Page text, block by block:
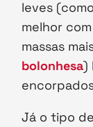
leves
melhor
massas
bolonhesa)
Já o tipo